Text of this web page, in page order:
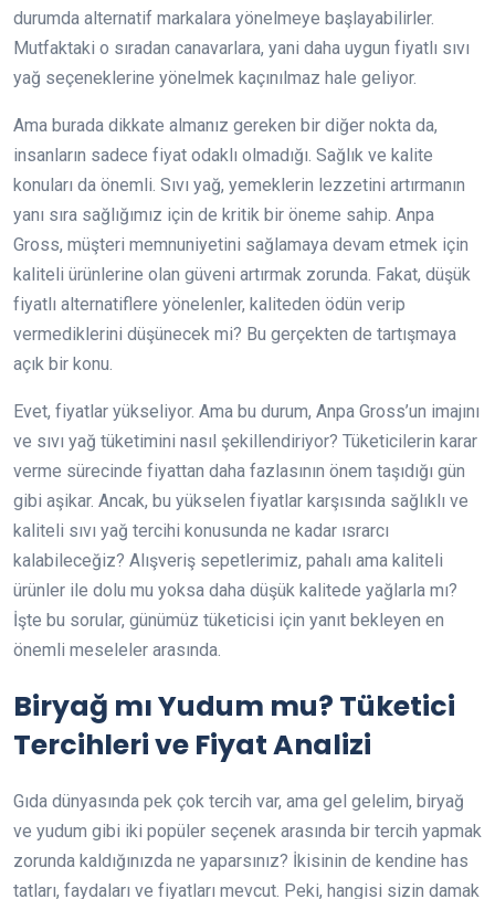
durumda alternatif markalara yönelmeye başlayabilirler.
Mutfaktaki o sıradan canavarlara, yani daha uygun fiyatlı sıvı
yağ seçeneklerine yönelmek kaçınılmaz hale geliyor.
Ama burada dikkate almanız gereken bir diğer nokta da,
insanların sadece fiyat odaklı olmadığı. Sağlık ve kalite
konuları da önemli. Sıvı yağ, yemeklerin lezzetini artırmanın
yanı sıra sağlığımız için de kritik bir öneme sahip. Anpa
Gross, müşteri memnuniyetini sağlamaya devam etmek için
kaliteli ürünlerine olan güveni artırmak zorunda. Fakat, düşük
fiyatlı alternatiflere yönelenler, kaliteden ödün verip
vermediklerini düşünecek mi? Bu gerçekten de tartışmaya
açık bir konu.
Evet, fiyatlar yükseliyor. Ama bu durum, Anpa Gross’un imajını
ve sıvı yağ tüketimini nasıl şekillendiriyor? Tüketicilerin karar
verme sürecinde fiyattan daha fazlasının önem taşıdığı gün
gibi aşikar. Ancak, bu yükselen fiyatlar karşısında sağlıklı ve
kaliteli sıvı yağ tercihi konusunda ne kadar ısrarcı
kalabileceğiz? Alışveriş sepetlerimiz, pahalı ama kaliteli
ürünler ile dolu mu yoksa daha düşük kalitede yağlarla mı?
İşte bu sorular, günümüz tüketicisi için yanıt bekleyen en
önemli meseleler arasında.
Biryağ mı Yudum mu? Tüketici
Tercihleri ve Fiyat Analizi
Gıda dünyasında pek çok tercih var, ama gel gelelim, biryağ
ve yudum gibi iki popüler seçenek arasında bir tercih yapmak
zorunda kaldığınızda ne yaparsınız? İkisinin de kendine has
tatları, faydaları ve fiyatları mevcut. Peki, hangisi sizin damak